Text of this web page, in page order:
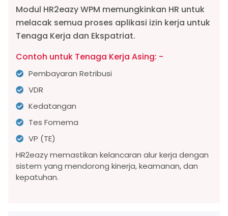
Modul HR2eazy WPM memungkinkan HR untuk
melacak semua proses aplikasi izin kerja untuk
Tenaga Kerja dan Ekspatriat.
Contoh untuk Tenaga Kerja Asing: -
Pembayaran Retribusi
VDR
Kedatangan
Tes Fomema
VP (TE)
HR2eazy memastikan kelancaran alur kerja dengan
sistem yang mendorong kinerja, keamanan, dan
kepatuhan.